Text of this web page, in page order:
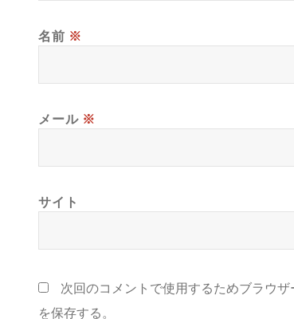
名前 ※
メール ※
サイト
次回のコメントで使用するためブラウ
を保存する。